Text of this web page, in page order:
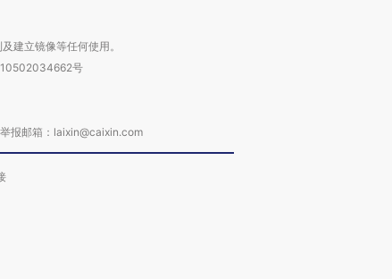
建立镜像等任何使用。
号
报邮箱：laixin@caixin.com